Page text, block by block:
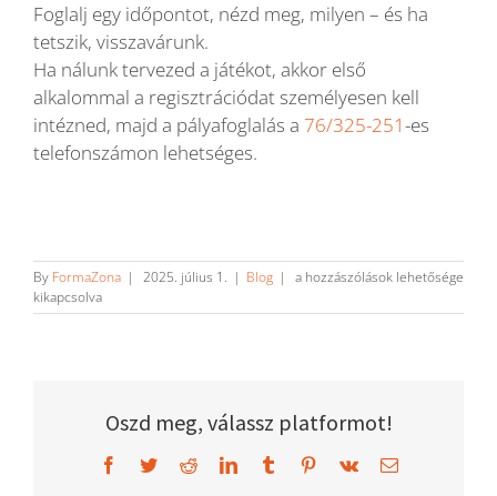
Foglalj egy időpontot, nézd meg, milyen – és ha
tetszik, visszavárunk.
Ha nálunk tervezed a játékot, akkor első
alkalommal a regisztrációdat személyesen kell
intézned, majd a pályafoglalás a 76/325-251-es
telefonszámon lehetséges.
By FormaZona | 2025. július 1. | Blog |
Kevés
jut
a
Squash-
bejegyzéshez
a hozzászólások lehetősége
kikapcsolva
Oszd meg, válassz platformot!
Facebook
TwitterRedditLinkedInTumblrPinterest
Vk Email